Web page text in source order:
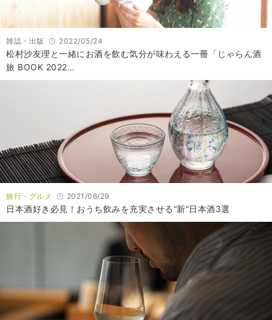
雑誌・出版 2022/05/24
松村沙友理と一緒にお酒を飲む気分が味わえる一冊「じゃらん酒
旅 BOOK 2022…
旅行・グルメ 2021/06/29
日本酒好き必見！おうち飲みを充実させる“新”日本酒3選